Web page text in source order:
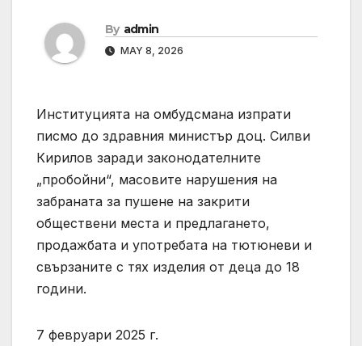
By admin
MAY 8, 2026
Институцията на омбудсмана изпрати
писмо до здравния министър доц. Силви
Кирилов заради законодателните
„пробойни“, масовите нарушения на
забраната за пушене на закрити
обществени места и предлагането,
продажбата и употребата на тютюневи и
свързаните с тях изделия от деца до 18
години.
7 февруари 2025 г.